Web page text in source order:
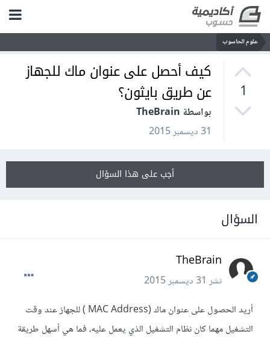
علوم الحاسوب
1
كيف أحصل على عنوان ماك للجهاز
عن طريق بايثون؟
بواسطة TheBrain
31 ديسمبر 2015
أجب على هذا السؤال
السؤال
TheBrain
نشر31 ديسمبر 2015
أريد الحصول على عنوان ماك (MAC Address ) للجهاز عند وقت
التشغيل مهما كان نظام التشغيل الذي يعمل عليه، فما هي أسهل طريقة